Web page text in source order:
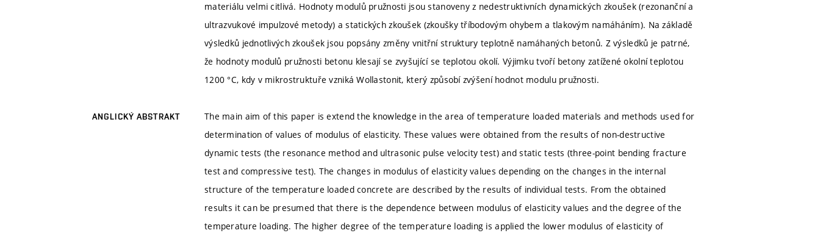
materiálu velmi citlivá. Hodnoty modulů pružnosti jsou stanoveny z nedestruktivních dynamických zkoušek (rezonanční a
ultrazvukové impulzové metody) a statických zkoušek (zkoušky tříbodovým ohybem a tlakovým namáháním). Na základě
výsledků jednotlivých zkoušek jsou popsány změny vnitřní struktury teplotně namáhaných betonů. Z výsledků je patrné,
že hodnoty modulů pružnosti betonu klesají se zvyšující se teplotou okolí. Výjimku tvoří betony zatížené okolní teplotou
1200 °C, kdy v mikrostruktuře vzniká Wollastonit, který způsobí zvýšení hodnot modulu pružnosti.
ANGLICKÝ ABSTRAKT
The main aim of this paper is extend the knowledge in the area of temperature loaded materials and methods used for
determination of values of modulus of elasticity. These values were obtained from the results of non-destructive
dynamic tests (the resonance method and ultrasonic pulse velocity test) and static tests (three-point bending fracture
test and compressive test). The changes in modulus of elasticity values depending on the changes in the internal
structure of the temperature loaded concrete are described by the results of individual tests. From the obtained
results it can be presumed that there is the dependence between modulus of elasticity values and the degree of the
temperature loading. The higher degree of the temperature loading is applied the lower modulus of elasticity of